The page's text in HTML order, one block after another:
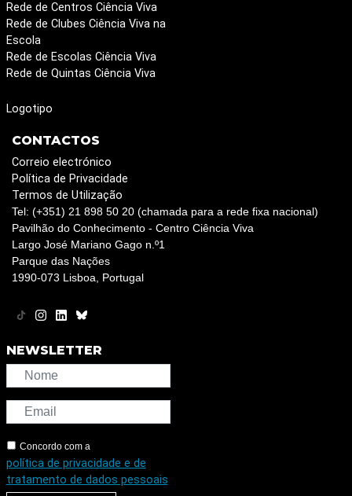
Rede de Centros Ciência Viva
Rede de Clubes Ciência Viva na
Escola
Rede de Escolas Ciência Viva
Rede de Quintas Ciência Viva
Logotipo
CONTACTOS
Correio electrónico
Política de Privacidade
Termos de Utilização
Tel: (+351) 21 898 50 20 (chamada para a rede fixa nacional)
Pavilhão do Conhecimento - Centro Ciência Viva
Largo José Mariano Gago n.º1
Parque das Nações
1990-073 Lisboa, Portugal
NEWSLETTER
Concordo com a
política de privacidade e de
tratamento de dados pessoais